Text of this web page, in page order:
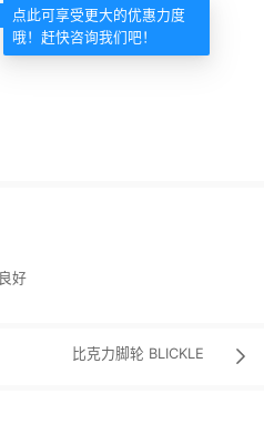
点此可享受更大的优惠力度
哦！赶快咨询我们吧！
良好
比克力脚轮 BLICKLE 